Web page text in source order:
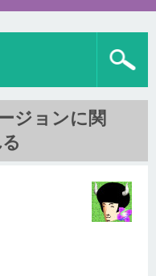
ジョンに関